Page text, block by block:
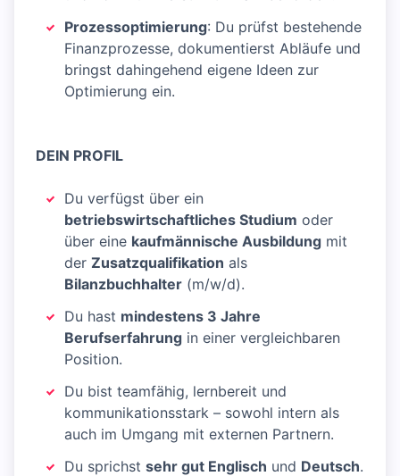
Prozessoptimierung: Du prüfst bestehende
Finanzprozesse, dokumentierst Abläufe und
bringst dahingehend eigene Ideen zur
Optimierung ein.
DEIN PROFIL
Du verfügst über ein
betriebswirtschaftliches Studium oder
über eine kaufmännische Ausbildung mit
der Zusatzqualifikation als
Bilanzbuchhalter (m/w/d).
Du hast mindestens 3 Jahre
Berufserfahrung in einer vergleichbaren
Position.
Du bist teamfähig, lernbereit und
kommunikationsstark – sowohl intern als
auch im Umgang mit externen Partnern.
Du sprichst sehr gut Englisch und Deutsch.